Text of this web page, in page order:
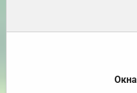
Окна